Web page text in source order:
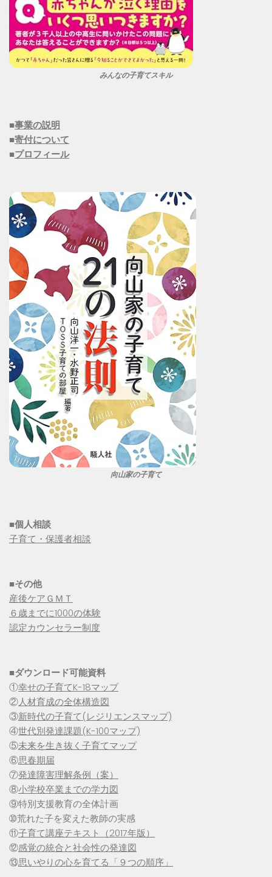
みんなの子育てスキル
■事業の説明
■寄付について
■プロフィール
向山家の子育て
■個人相談
子育て・保護者相談
■その他
産後ケアＧＭＴ
６歳までに1000の体験
認定カウンセラー制度
■ダウンロード可能資料
①幸せの子育てK-18マップ
②人材育成の全体構造図
③新時代の子育て(レジリエンスマップ)
④世代別発達課題(K-100マップ)
⑤未来を生き抜く子育てマップ
⑥思春期届
⑦発達障害理解条例（案）
⑧小学校卒業までの学力図
⑨特別支援教育の全体計画
➉荒れた子を変えた教師の実感
⑪子育て講座テキスト（2017年版）
⑫感覚の統合と社会性の発達図
⑬思いやりの心を育てる「９つの順序」